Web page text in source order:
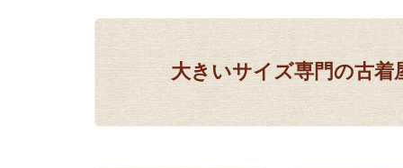
大きいサイズ専門の古